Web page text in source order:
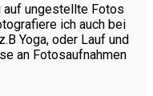
auf ungestellte Fotos
ich auch bei
Yoga, oder Lauf und
an Fotosaufnahmen